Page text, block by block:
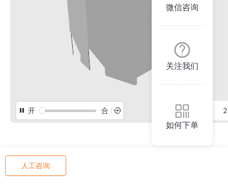
开 合
人工咨询
微信咨询
关注我们
如何下单